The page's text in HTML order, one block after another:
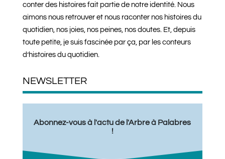
conter des histoires fait partie de notre identité. Nous
aimons nous retrouver et nous raconter nos histoires du
quotidien, nos joies, nos peines, nos doutes. Et, depuis
toute petite, je suis fascinée par ça, par les conteurs
d’histoires du quotidien.
NEWSLETTER
Abonnez-vous à l'actu de l'Arbre à Palabres
!